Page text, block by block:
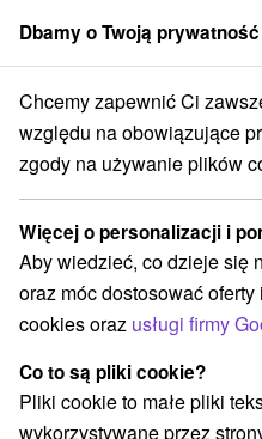
członek grupySorger
Východné Slovensko
Halloween
Lomnica
Kategorie
Wszystkie kategorie
Wellness pobyty(5)
Romantyczne wypady(3)
Wakacje rodzinne(5)
Dbamy o Twoją prywatność
Chcemy zapewnić Ci
względu na obowiązujące
zgody na używanie plików
Więcej o personalizacji i
Aby wiedzieć, co dzieje się
oraz móc dostosować
cookies oraz usługi firmy
Co to są pliki cookie?
Pliki cookie to małe pliki
wykorzystywane przez